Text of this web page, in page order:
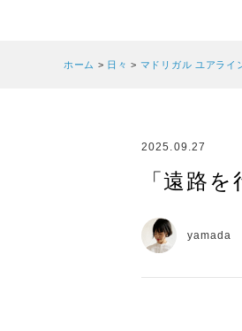
ホーム > 日々 > マドリガル ユアライ
2025.09.27
「遠路
yamada